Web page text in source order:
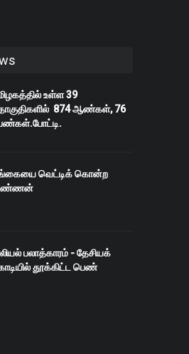
உள்ள 39
874 ஆண்கள், 76
வெட்டிக் கொன்ற
பலாத்காரம் - தேசியக்
தூக்கிட்ட பெண்